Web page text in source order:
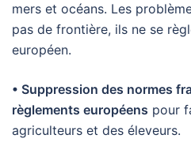
mers et océans. Les
pas de frontière, ils ne se
européen.
• Suppression des normes
règlements européens pour
agriculteurs et des éleveurs.